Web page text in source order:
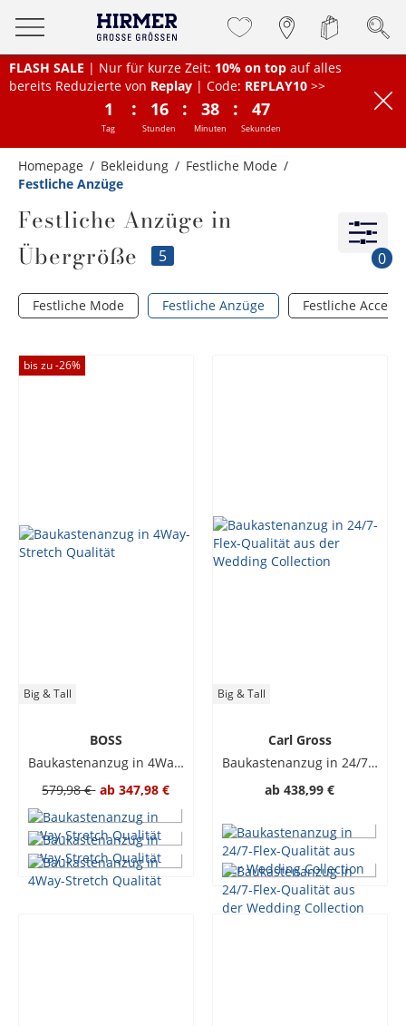
FLASH SALE | Nur für kurze Zeit: 10% on topauf alles
bereits Reduzierte von Replay| Code: REPLAY10>>
1
Tag
: 16
Stunden
: 38
Minuten
: 47
Sekunden
Homepage Bekleidung
Festliche Mode
Festliche Anzüge
Festliche Anzüge in
Übergröße
5 0
Festliche Mode Festliche Anzüge Festliche
bis zu -26%
Big & Tall
BOSS
Baukastenanzug in 4Way-Stretch Qualität
579,98 € ab 347,98 €
Big & Tall
Carl Gross
Baukastenanzug in 24/7-Flex-Qualität aus der Wedding Collection
ab 438,99 €